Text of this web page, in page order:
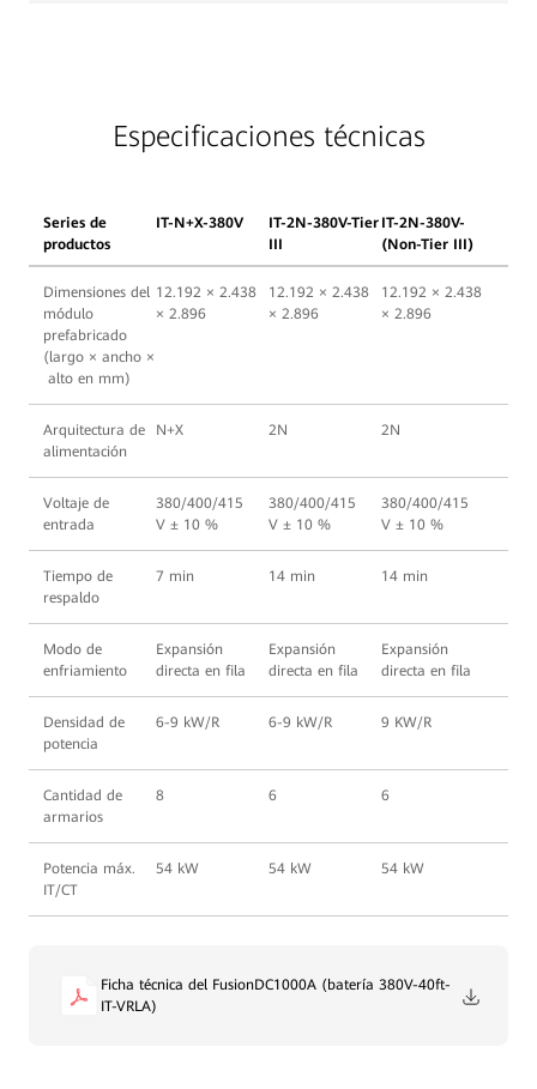
Especificaciones técnicas
Series de
productos
IT-N+X-380V
IT-2N-380V-Tier
III
IT-2N-380V-
(Non-Tier III)
Dimensiones del
módulo
prefabricado
(largo × ancho ×
alto en mm)
12.192 × 2.438
× 2.896
12.192 × 2.438
× 2.896
12.192 × 2.438
× 2.896
Arquitectura de
alimentación
N+X 2N 2N
Voltaje de
entrada
380/400/415
V ± 10 %
380/400/415
V ± 10 %
380/400/415
V ± 10 %
Tiempo de
respaldo
7 min 14 min 14 min
Modo de
enfriamiento
Expansión
directa en fila
Expansión
directa en fila
Expansión
directa en fila
Densidad de
potencia
6-9 kW/R 6-9 kW/R 9 KW/R
Cantidad de
armarios
8 6 6
Potencia máx.
IT/CT
54 kW 54 kW 54 kW
Ficha técnica del FusionDC1000A (batería 380V-40ft-
IT-VRLA)